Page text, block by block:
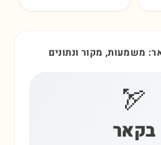
משמעות, מקור ונתונים
🏹
בקאר